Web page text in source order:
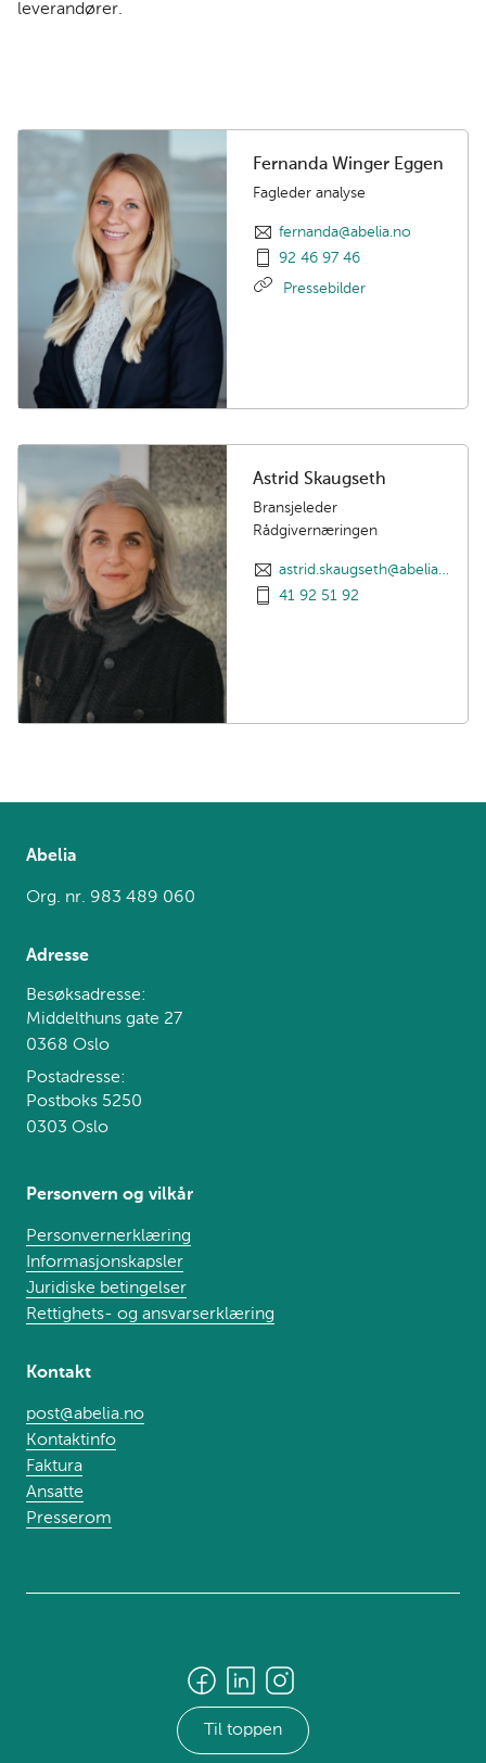
leverandører.
Fernanda Winger Eggen
Fagleder analyse
fernanda@abelia.no
92 46 97 46
Pressebilder
Astrid Skaugseth
Bransjeleder
Rådgivernæringen
astrid.skaugseth@abelia.no
41 92 51 92
Abelia
Org. nr. 983 489 060
Adresse
Besøksadresse:
Middelthuns gate 27
0368 Oslo
Postadresse:
Postboks 5250
0303 Oslo
Personvern og vilkår
Personvernerklæring
Informasjonskapsler
Juridiske betingelser
Rettighets- og ansvarserklæring
Kontakt
post@abelia.no
Kontaktinfo
Faktura
Ansatte
Presserom
Til toppen